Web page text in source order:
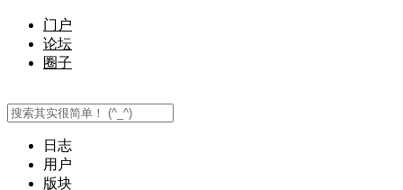
门户
论坛
圈子
日志
用户
版块